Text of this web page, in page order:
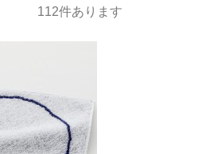
112件あります